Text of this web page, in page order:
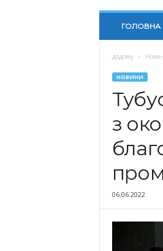
ГОЛОВНА
додому
НОВИНИ
з
06.06.2022